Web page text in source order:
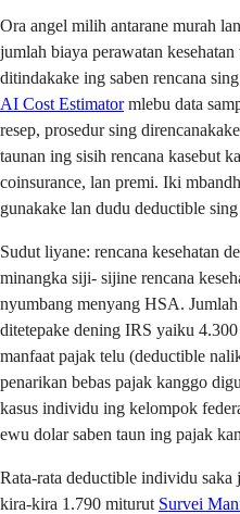
Ora angel milih antarane murah
jumlah biaya perawatan
ditindakake ing saben rencana
AI Cost Estimatormlebu data
resep, prosedur sing
taunan ing sisih rencana kasebut
coinsurance, lan premi. Iki
gunakake lan dudu deductible
Sudut liyane: rencana kesehatan
minangka siji- sijine rencana
nyumbang menyang HSA.
ditetepake dening IRS yaiku
manfaat pajak telu (deductible
penarikan bebas pajak kanggo
kasus individu ing kelompok
ewu dolar saben taun ing pajak
Rata-rata deductible individu
kira-kira 1.790 miturut Survei